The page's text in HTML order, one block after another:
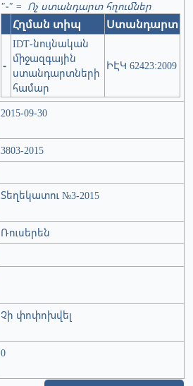
"-" = Ոչ ստանդարտ հղումներ
Հղման տիպ Ստանդարտ
-
IDT-նույնական
միջազգային
ստանդարտների
համար
ԻԷԿ 62423:2009
2015-09-30
3803-2015
Տեղեկատու №3-2015
Ռուսերեն
Չի փոփոխվել
0